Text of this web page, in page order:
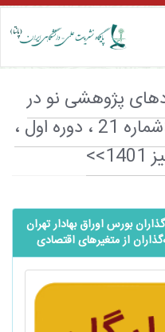
پژوهشی نو در
علوم مدیریت>> آرشیو <<شماره 21 ، دوره اول ،
بورس اوراق بهادار تهران
از متغیر‌های اقتصادی